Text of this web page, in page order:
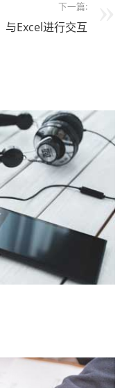
下一篇:
与Excel进行交互